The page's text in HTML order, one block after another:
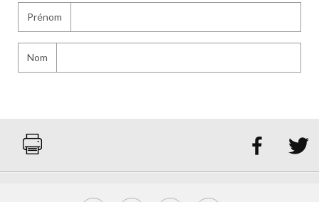
Prénom
Nom
 